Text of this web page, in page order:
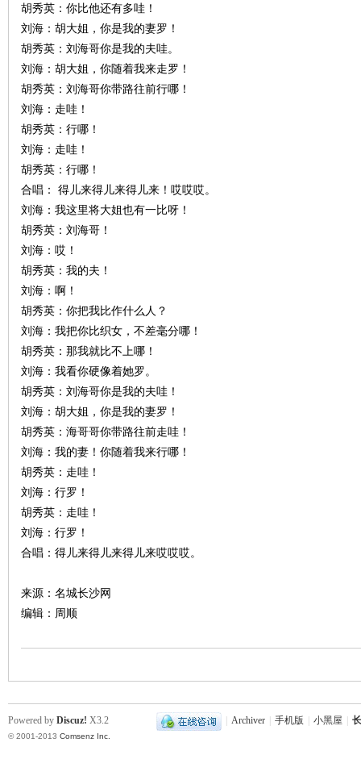
胡秀英：你比他还有多哇！
刘海：胡大姐，你是我的妻罗！
胡秀英：刘海哥你是我的夫哇。
刘海：胡大姐，你随着我来走罗！
胡秀英：刘海哥你带路往前行哪！
刘海：走哇！
胡秀英：行哪！
刘海：走哇！
胡秀英：行哪！
合唱： 得儿来得儿来得儿来！哎哎哎。
刘海：我这里将大姐也有一比呀！
胡秀英：刘海哥！
刘海：哎！
胡秀英：我的夫！
刘海：啊！
胡秀英：你把我比作什么人？
刘海：我把你比织女，不差毫分哪！
胡秀英：那我就比不上哪！
刘海：我看你硬像着她罗。
胡秀英：刘海哥你是我的夫哇！
刘海：胡大姐，你是我的妻罗！
胡秀英：海哥哥你带路往前走哇！
刘海：我的妻！你随着我来行哪！
胡秀英：走哇！
刘海：行罗！
胡秀英：走哇！
刘海：行罗！
合唱：得儿来得儿来得儿来哎哎哎。
来源：名城长沙网
编辑：周顺
Archiver 手机版 小黑屋
Powered by Discuz! X3.2
© 2001-2013 Comsenz Inc.